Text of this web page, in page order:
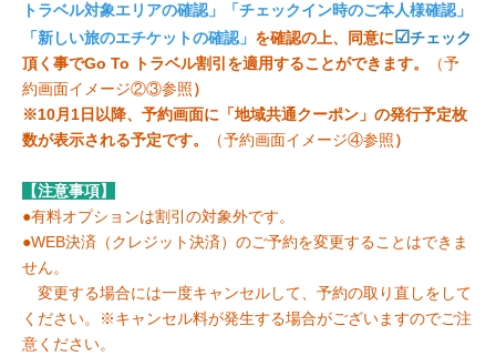
トラベル対象エリアの確認」「チェックイン時のご本人様確認」
「新しい旅のエチケットの確認」 を確認の上、同意に ☑チェック
頂く事でGo To トラベル割引を適用することができます。
（予
約画面イメージ②③参照）
※10月1日以降、予約画面に「地域共通クーポン」の発行予定枚
数が表示される予定です。
（予約画面イメージ④参照）
【注意事項】
●有料オプションは割引の対象外です。
●WEB決済（クレジット決済）のご予約を変更することはできま
せん。
変更する場合には一度キャンセルして、予約の取り直しをして
ください。※キャンセル料が発生する場合がございますのでご注
意ください。